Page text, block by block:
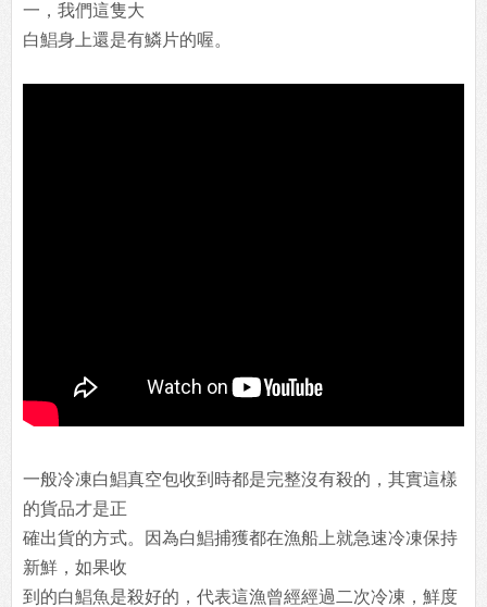
一，我們這隻大
白鯧身上還是有鱗片的喔。
一般冷凍白鯧真空包收到時都是完整沒有殺的，其實這樣
的貨品才是正
確出貨的方式。因為白鯧捕獲都在漁船上就急速冷凍保持
新鮮，如果收
到的白鯧魚是殺好的，代表這漁曾經經過二次冷凍，鮮度